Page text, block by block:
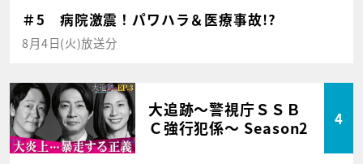
＃5 病院激震！パワハラ＆医療事故!?
8月4日(火)放送分
大追跡～警視庁ＳＳＢ
Ｃ強行犯係～ Season2
4